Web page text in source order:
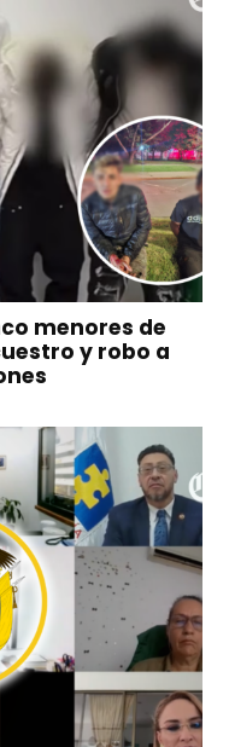
menores de
y robo a